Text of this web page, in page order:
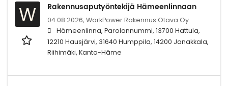
W Rakennusaputyöntekijä Hämeenlinnaan
04.08.2026, WorkPower Rakennus Otava Oy
Hämeenlinna, Parolannummi, 13700 Hattula,
12210 Hausjärvi, 31640 Humppila, 14200 Janakkala,
Riihimäki, Kanta-Häme